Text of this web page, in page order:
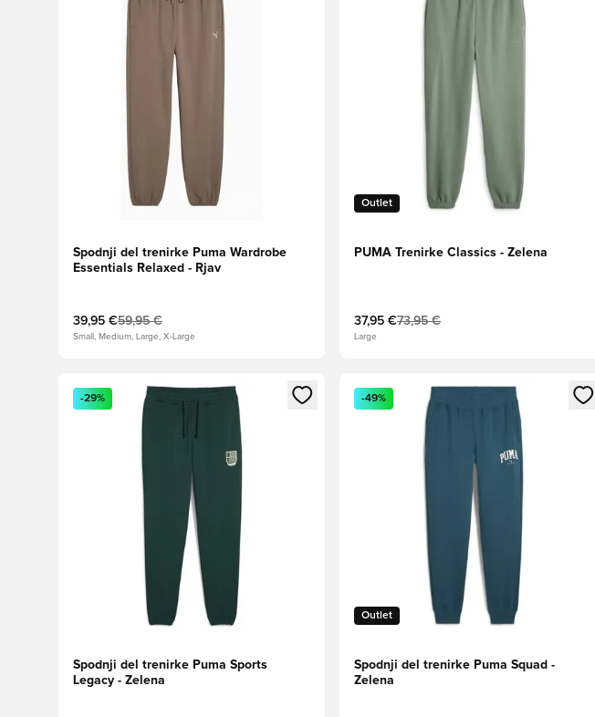
Spodnji del trenirke Puma Wardrobe
Essentials Relaxed - Rjav
39,95 €59,95 €
Small, Medium, Large, X-Large
Outlet
PUMA Trenirke Classics - Zelena
37,95 €73,95 €
Large
Odpre Modal za prijavo ali vpis kot član
-29%
Spodnji del trenirke Puma Sports
Legacy - Zelena
Odpre Modal za prijavo ali vpis kot član
Outlet
-49%
Spodnji del trenirke Puma Squad -
Zelena